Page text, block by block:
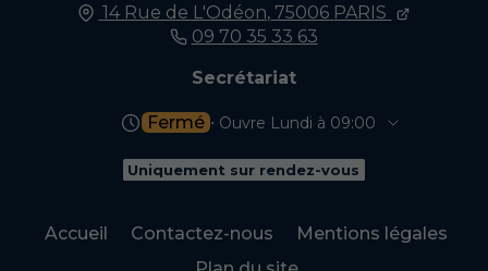
14 Rue de L'Odéon, 75006 PARIS
09 70 35 33 63
Secrétariat
Fermé ⋅ Ouvre Lundi à 09:00
Uniquement sur rendez-vous
Accueil Contactez-nous
Mentions légales